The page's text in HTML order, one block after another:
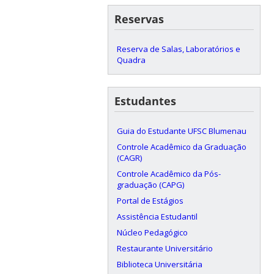
Reservas
Reserva de Salas, Laboratórios e
Quadra
Estudantes
Guia do Estudante UFSC Blumenau
Controle Acadêmico da Graduação
(CAGR)
Controle Acadêmico da Pós-
graduação (CAPG)
Portal de Estágios
Assistência Estudantil
Núcleo Pedagógico
Restaurante Universitário
Biblioteca Universitária